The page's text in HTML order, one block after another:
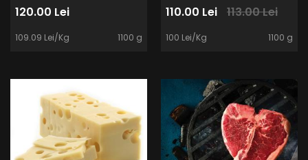
120.00 Lei
109.09 Lei/Kg 1100 g
110.00 Lei 113.00 Lei
100 Lei/Kg 1100 g